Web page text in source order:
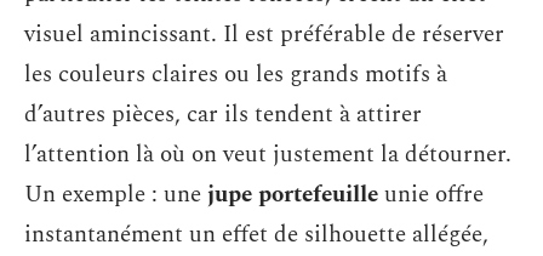
visuel amincissant. Il est préférable de réserver
les couleurs claires ou les grands motifs à
d’autres pièces, car ils tendent à attirer
l’attention là où on veut justement la détourner.
Un exemple : unejupe portefeuilleunie offre
instantanément un effet de silhouette allégée,